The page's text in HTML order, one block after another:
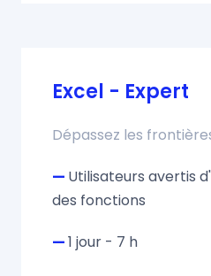
Excel - Expert
Dépassez les
— Utilisateurs avertis
des fonctions
—1 jour - 7 h